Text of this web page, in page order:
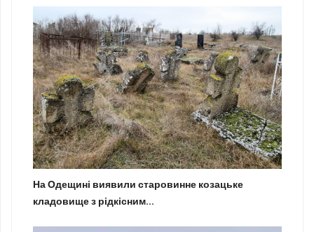
На Одещині виявили старовинне козацьке
кладовище з рідкісним...